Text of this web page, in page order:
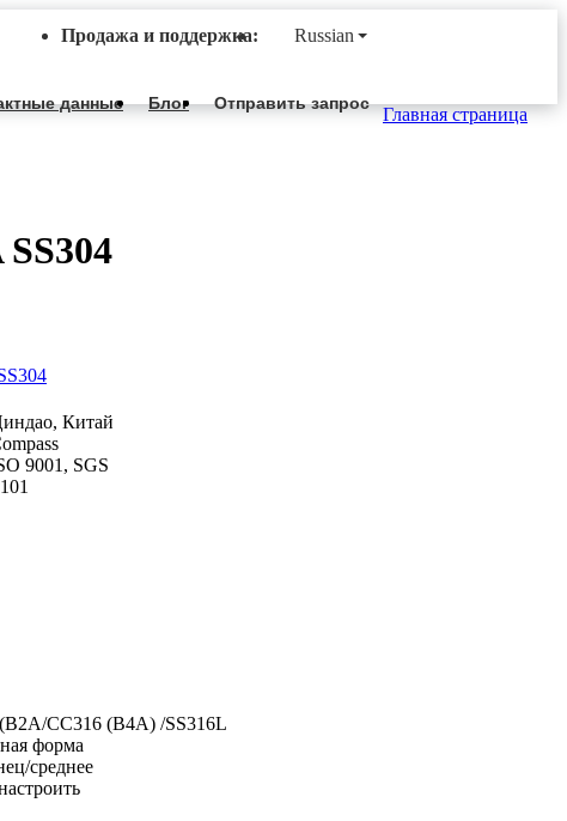
Russian
Продажа и поддержка:
данные Блог Отправить запрос
Главная страница
Китай
9001, SGS
СС316 (В4А) /SS316L
форма
среднее